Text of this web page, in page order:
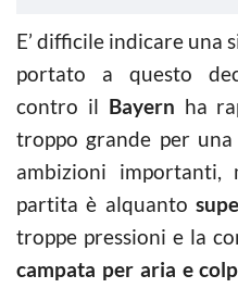
E’ difficile indicare una
portato a questo
contro il Bayern ha
troppo grande per
ambizioni
partita è alquanto
troppe pressioni e la
campata per aria e